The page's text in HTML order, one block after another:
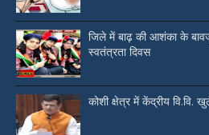
जिले में बाढ़ की आशंका के
स्वतंत्रता दिवस
कोशी क्षेत्र में केंद्रीय वि.वि.